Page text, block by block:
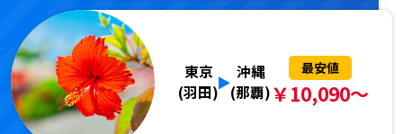
東京
(羽田)
沖縄
(那覇)
最安値
￥10,090～